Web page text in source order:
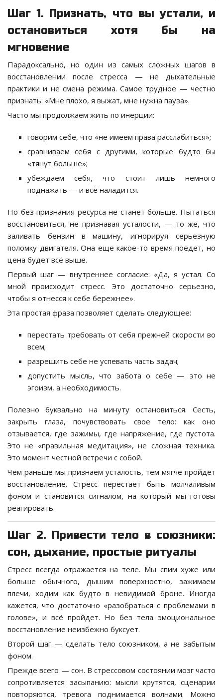
Шаг 1. Признать, что вы устали, и
остановиться хотя бы на
мгновение
Парадоксально, но один из самых сложных шагов в
восстановлении после стресса — не дыхательные
практики и не смена режима. Самое трудное — честно
признать: «Мне плохо, я выжат, мне нужна пауза».
Часто мы продолжаем жить по инерции:
говорим себе, что «не имеем права расслабиться»;
сравниваем себя с другими, которые будто бы
«тянут больше»;
убеждаем себя, что стоит лишь немного
поднажать — и всё наладится.
Но без признания ресурса не станет больше. Пытаться
восстановиться, не признавая усталости, — то же, что
заливать бензин в машину, игнорируя серьезную
поломку двигателя. Она еще какое-то время поедет, но
цена будет всё выше.
Первый шаг — внутреннее согласие: «Да, я устал. Со
мной происходит стресс. Это достаточно серьезно,
чтобы я отнесся к себе бережнее».
Эта простая фраза позволяет сделать следующее:
перестать требовать от себя прежней скорости во
всем;
разрешить себе не успевать часть задач;
допустить мысль, что забота о себе — это не
эгоизм, а необходимость.
Полезно буквально на минуту остановиться. Сесть,
закрыть глаза, почувствовать свое тело: как оно
отзывается, где зажимы, где напряжение, где пустота.
Это не «правильная медитация», не сложная техника.
Это момент честной встречи с собой.
Чем раньше мы признаем усталость, тем мягче пройдёт
восстановление. Стресс перестает быть молчаливым
фоном и становится сигналом, на который мы готовы
реагировать.
Шаг 2. Привести тело в союзники:
сон, дыхание, простые ритуалы
Стресс всегда отражается на теле. Мы спим хуже или
больше обычного, дышим поверхностно, зажимаем
плечи, ходим как будто в невидимой броне. Иногда
кажется, что достаточно «разобраться с проблемами в
голове», и всё пройдет. Но без тела эмоциональное
восстановление неизбежно буксует.
Второй шаг — сделать тело союзником, а не забытым
фоном.
Прежде всего — сон. В стрессовом состоянии мозг часто
сопротивляется засыпанию: мысли крутятся, сценарии
повторяются, тревога поднимается волнами. Можно